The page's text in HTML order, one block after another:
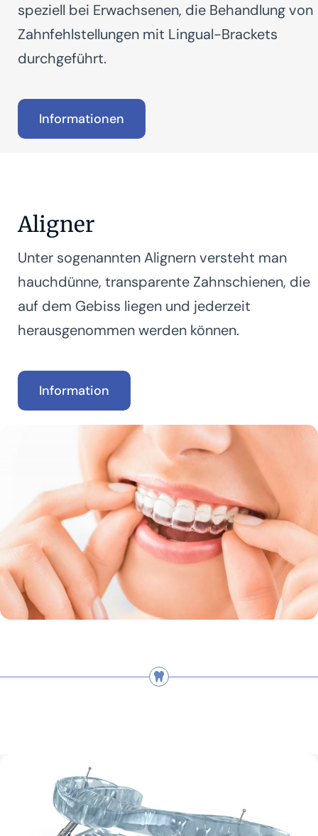
speziell bei Erwachsenen, die Behandlung von
Zahnfehlstellungen mit Lingual-Brackets
durchgeführt.
Informationen
Aligner
Unter sogenannten Alignern versteht man
hauchdünne, transparente Zahnschienen, die
auf dem Gebiss liegen und jederzeit
herausgenommen werden können.
Information